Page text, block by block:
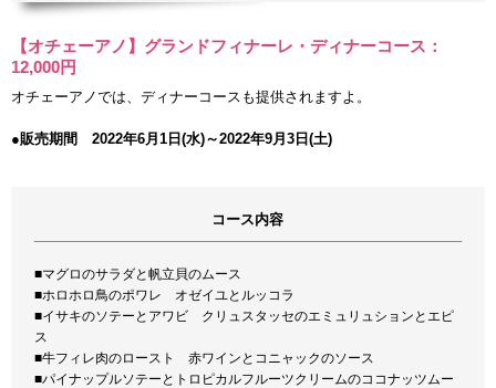
【オチェーアノ】グランドフィナーレ・ディナーコース：
12,000円
オチェーアノでは、ディナーコースも提供されますよ。
●販売期間 2022年6月1日(水)～2022年9月3日(土)
コース内容
■マグロのサラダと帆立貝のムース
■ホロホロ鳥のポワレ オゼイユとルッコラ
■イサキのソテーとアワビ クリュスタッセのエミュリュションとエピ
ス
■牛フィレ肉のロースト 赤ワインとコニャックのソース
■パイナップルソテーとトロピカルフルーツクリームのココナッツムー